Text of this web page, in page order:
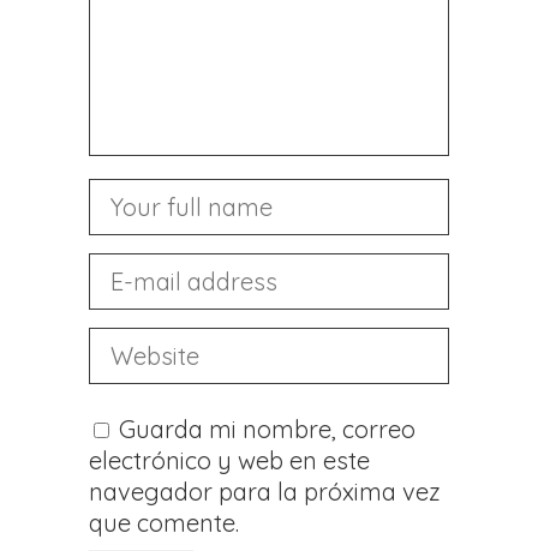
Guarda mi nombre, correo
electrónico y web en este
navegador para la próxima vez
que comente.